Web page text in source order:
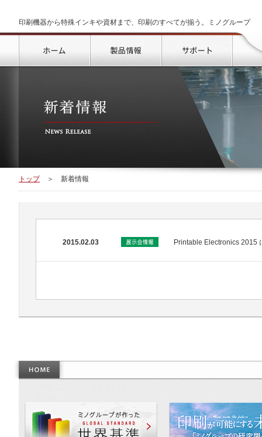
印刷機器から特殊インキや資材まで、印刷のすべてが揃う。ミノグループ
トップ
製品情報 サポート
トップ ＞ 新着情報
2015.02.03 Printable Electronics 2015
作った世界基準